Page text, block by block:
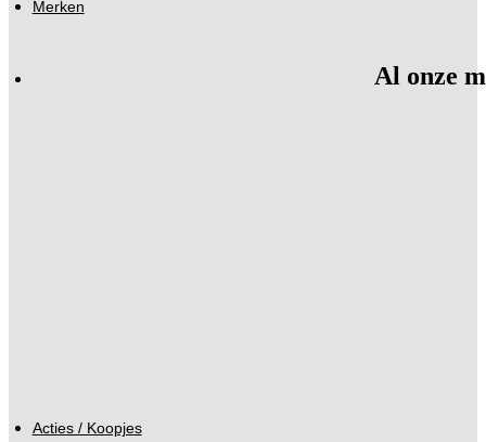
Merken
Al onze
Acties / Koopjes